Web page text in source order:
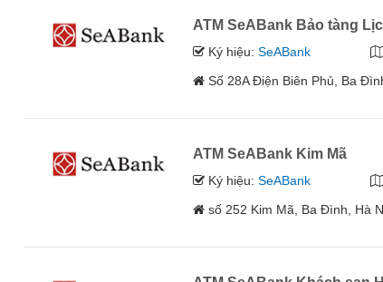
ATM SeABank Bảo tàng
Ký hiệu:SeABank
Số 28A Điện Biên Phủ, Ba
ATM SeABank Kim Mã
Ký hiệu:SeABank
số 252 Kim Mã, Ba Đình, Hà